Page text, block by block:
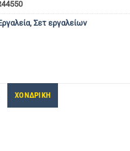
, Σετ εργαλείων
ΧΟΝΔΡΙΚΗ